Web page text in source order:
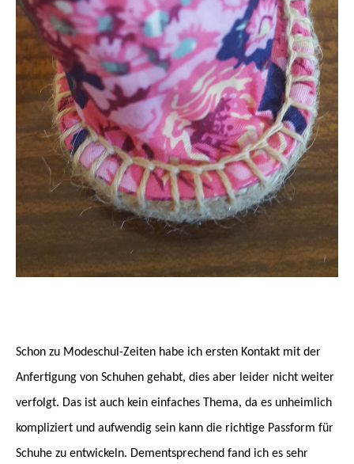
Schon zu Modeschul-Zeiten habe ich ersten Kontakt mit der
Anfertigung von Schuhen gehabt, dies aber leider nicht weiter
verfolgt. Das ist auch kein einfaches Thema, da es unheimlich
kompliziert und aufwendig sein kann die richtige Passform für
Schuhe zu entwickeln. Dementsprechend fand ich es sehr